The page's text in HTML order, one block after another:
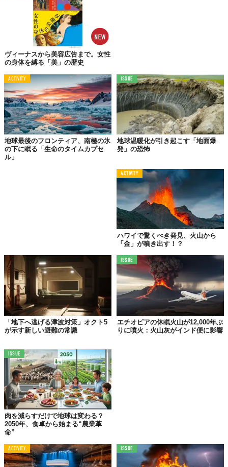
「超免疫」を持つ男、Tim Friede
その血が秘める可能性
そんななか、希望の光として現れたのが、Tim Friedeという名の
同誌によると、彼は驚くべきことに、約20年間で
の自己注射を繰り返してきたという。その対象は、ブラックマン
バやキングコブラといった、世界でもっとも危険とされる16種類
もの毒蛇。
常軌を逸しているとしか思えないその行為の目的は、ただ一つ。
多様な蛇毒に打ち勝つ強力な抗体を、自らの体内で生成するこ
と。 その結果、Friede氏は「超免疫 (hyperimmune)」とも呼ぶべ
き、驚異的な免疫力を獲得。彼の血液は、さまざまな蛇毒を中和
できる広範な抗体の宝庫となった。
科学者たちは、この「ヒト由来」の特異な抗体に着目。これと
「バレスプラジブ (varespladib)」という低分子阻害薬を組み合わ
せた新しい「抗毒素カクテル」が開発されたそうだ。
され、マウスを用いた実験で
、19種類もの致死性の高い蛇の毒に対して有効性を示し、うち
13種類には完全な防御効果、残る6種類にも部分的な防御効果が
この研究を主導するバイオテクノロジー企業CentivaxのJacob
Glanville氏は、Newsweekの取材に対し、「ドナーの生涯一度き
りのユニークな免疫歴には興奮しました。彼は広範な中和抗体を
潜在的に作り出しただけでなく、この場合、広域スペクトラムま
たは万能の抗毒素を生み出す可能性があったのです」と語る。こ
の言葉からも、研究者たちの興奮と期待の大きさが伝わってく
る。
「パーソナライズド医療」の逆転的発想？
個の特異性が拓く、普遍的解決への道
Friede氏の行動は、倫理的な議論を呼ぶかもしれない。しかし、
彼の「特異な免疫」が、蛇咬傷治療
に、予期せぬブレークスルーをもたらしたことは確かだ。
ズド医療」とは逆のアプローチともいえる点。個々人の遺伝情報
や体質に合わせて治療法を最適化するのではなく、一個人の極め
ヴィーナスから美容広告まで。女性
の身体を縛る「美」の歴史
ACTIVITY
地球最後のフロンティア、南極の氷
の下に眠る「生命のタイムカプセ
ル」
ISSUE
地球温暖化が引き起こす「地面爆
発」の恐怖
ACTIVITY
ハワイで驚くべき発見、火山から
「金」が噴き出す！？
「地下へ逃げる津波対策」オクト5
が示す新しい避難の常識
ISSUE
エチオピアの休眠火山が12,000年ぶ
りに噴火：火山灰がインド便に影響
ISSUE
肉を減らすだけで地球は変わる？
2050年、食卓から始まる“農業革
命”
ACTIVITY ISSUE